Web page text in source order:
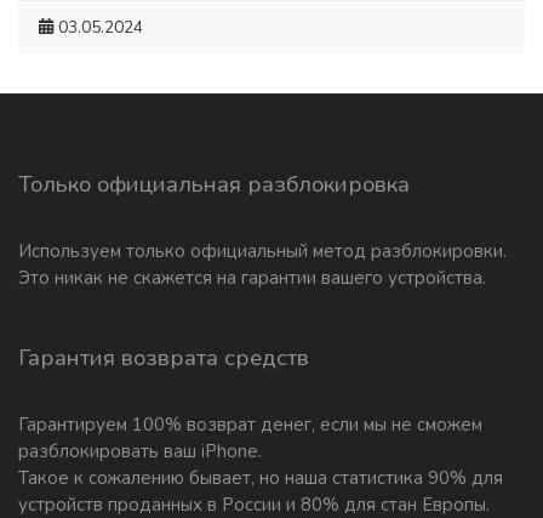
03.05.2024
Только официальная разблокировка
Используем только официальный метод разблокировки.
Это никак не скажется на гарантии вашего устройства.
Гарантия возврата средств
Гарантируем 100% возврат денег, если мы не сможем
разблокировать ваш iPhone.
Такое к сожалению бывает, но наша статистика 90% для
устройств проданных в России и 80% для стан Европы.